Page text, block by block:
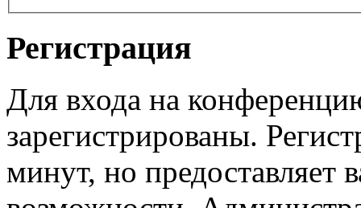
Регистрация
Для входа на
зарегистрированы.
минут, но предоставляет